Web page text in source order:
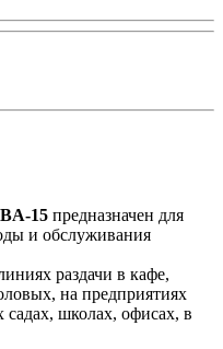
15 предназначен для
и обслуживания
раздачи в кафе,
на предприятиях
садах, школах, офисах, в